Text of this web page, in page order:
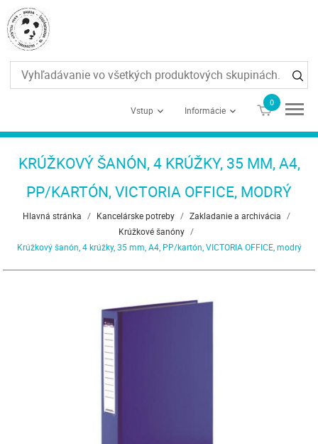
Vstup Informácie
0
€0
KRÚŽKOVÝ ŠANÓN, 4 KRÚŽKY, 35 MM, A4,
PP/KARTÓN, VICTORIA OFFICE, MODRÝ
Hlavná stránka / Kancelárske potreby / Zakladanie a archivácia /
Krúžkové šanóny /
Krúžkový šanón, 4 krúžky, 35 mm, A4, PP/kartón, VICTORIA OFFICE, modrý